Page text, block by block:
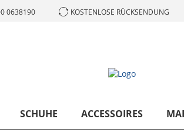
0638190 KOSTENLOSE RÜCKSENDUNG
SCHUHE ACCESSOIRES